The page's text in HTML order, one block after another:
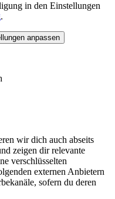
in den Einstellungen
.
anpassen
wir dich auch abseits
zeigen dir relevante
verschlüsselten
externen Anbietern
sofern du deren